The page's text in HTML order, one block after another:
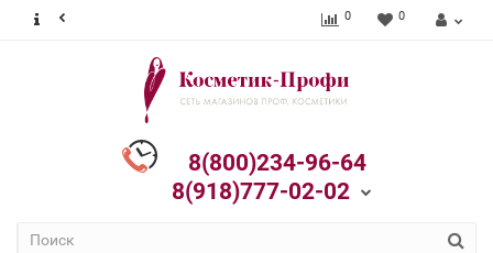
0 0
8(800)234-96-64
8(918)777-02-02